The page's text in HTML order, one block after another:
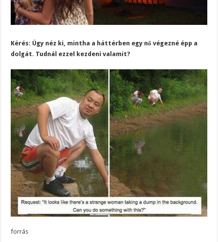
Kérés: Úgy néz ki, mintha a háttérben egy nő végezné épp a
dolgát. Tudnál ezzel kezdeni valamit?
forrás